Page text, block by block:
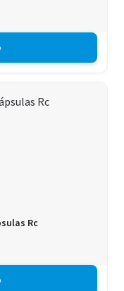
Rc